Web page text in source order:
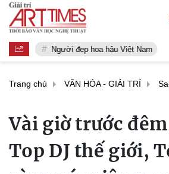
Người đẹp hoa hậu Việt Nam
Trang chủ VĂN HÓA - GIẢI TRÍ
Vài giờ trước
Top DJ thế giới,